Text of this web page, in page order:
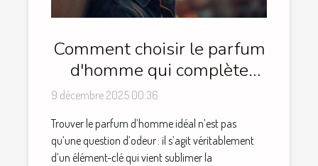
Comment choisir le parfum
d'homme qui complète
votre style ?
9 décembre 2025 00:36
Trouver le parfum d’homme idéal n’est pas
qu’une question d’odeur : il s’agit véritablement
d’un élément-clé qui vient sublimer la